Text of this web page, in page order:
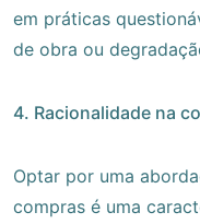
em práticas
de obra ou
4. Racionalidade na
Optar por uma
compras é uma